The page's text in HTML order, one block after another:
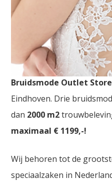
Goedkope
Goedkope Bruidskledij
Bruidsmode Outlet Store
Eindhoven. Drie
dan 2000 m2
maximaal € 1199,-!
Wij behoren tot de
speciaalzaken in